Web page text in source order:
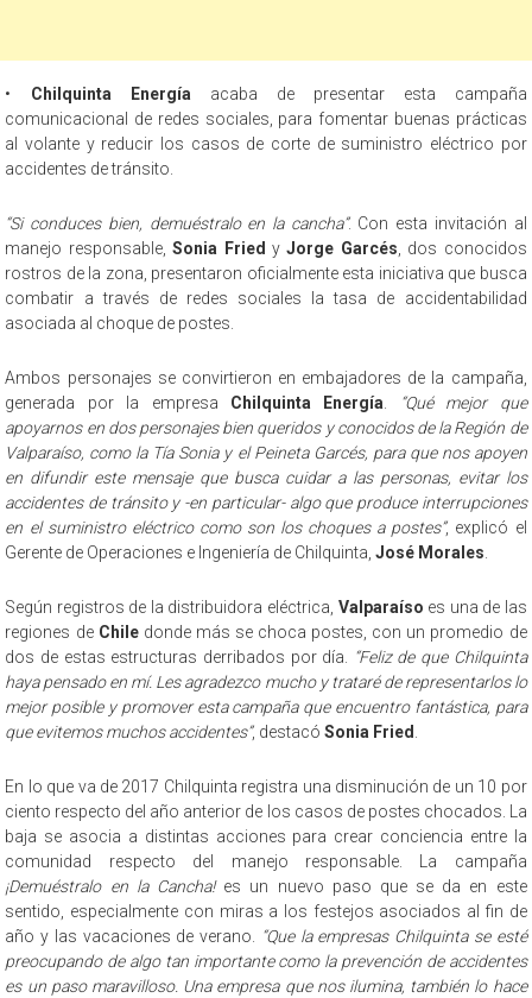
• Chilquinta Energía acaba de presentar esta campaña
comunicacional de redes sociales, para fomentar buenas prácticas
al volante y reducir los casos de corte de suministro eléctrico por
accidentes de tránsito.
“Si conduces bien, demuéstralo en la cancha”. Con esta invitación al
manejo responsable,Sonia Fried yJorge Garcés , dos conocidos
rostros de la zona, presentaron oficialmente esta iniciativa que busca
combatir a través de redes sociales la tasa de accidentabilidad
asociada al choque de postes.
Ambos personajes se convirtieron en embajadores de la campaña,
generada por la empresa Chilquinta Energía
“Qué mejor que
apoyarnos en dos personajes bien queridos y conocidos de la Región de
Valparaíso, como la Tía Sonia y el Peineta Garcés, para que nos apoyen
en difundir este mensaje que busca cuidar a las personas, evitar los
accidentes de tránsito y -en particular- algo que produce interrupciones
en el suministro eléctrico como son los choques a postes”, explicó el
Gerente de Operaciones e Ingeniería de Chilquinta,José Morales
Según registros de la distribuidora eléctrica, Valparaíso es una de las
regiones de Chiledonde más se choca postes, con un promedio de
dos de estas estructuras derribados por día.
“Feliz de que Chilquinta
haya pensado en mí. Les agradezco mucho y trataré de representarlos lo
mejor posible y promover esta campaña que encuentro fantástica, para
que evitemos muchos accidentes”, destacóSonia Fried
En lo que va de 2017 Chilquinta registra una disminución de un 10 por
ciento respecto del año anterior de los casos de postes chocados. La
baja se asocia a distintas acciones para crear conciencia entre la
comunidad respecto del manejo responsable. La campaña
¡Demuéstralo en la Cancha!es un nuevo paso que se da en este
sentido, especialmente con miras a los festejos asociados al fin de
año y las vacaciones de verano.
“Que la empresas Chilquinta se esté
preocupando de algo tan importante como la prevención de accidentes
es un paso maravilloso. Una empresa que nos ilumina, también lo hace